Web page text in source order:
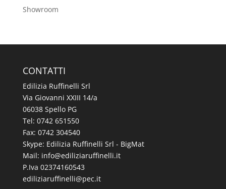
Showroom
CONTATTI
Edilizia Ruffinelli Srl
Via Giovanni XXIII 14/a
06038 Spello PG
Tel: 0742 651550
Fax: 0742 304540
Skype: Edilizia Ruffinelli Srl - BigMat
Mail:
ti.illeniffuraizilide
@ofni
P.Iva 02374160543
ti.cep
@illeniffuraizilide